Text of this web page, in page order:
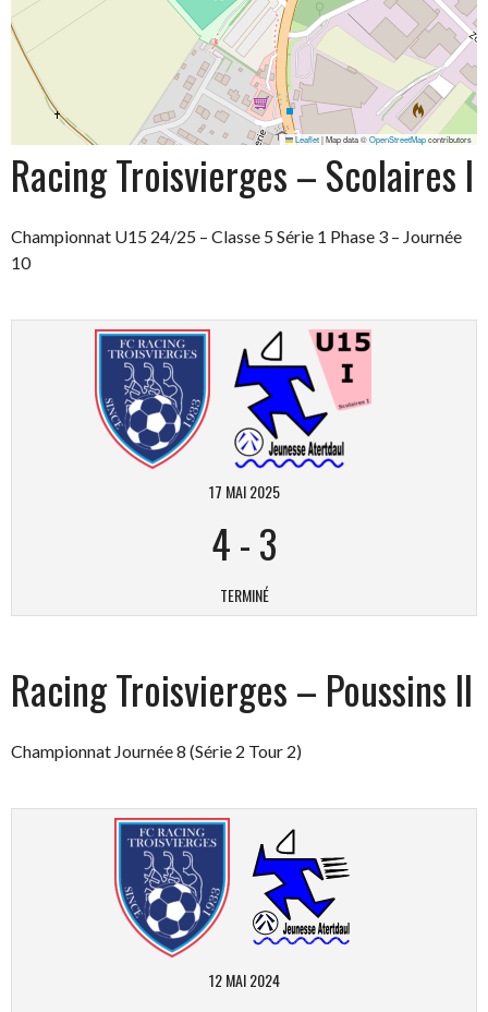
Leaflet|Map data ©OpenStreetMapcontributors
Racing Troisvierges – Scolaires I
Championnat U15 24/25 – Classe 5 Série 1 Phase 3 – Journée
10
17 MAI 2025
4-3
TERMINÉ
Racing Troisvierges – Poussins II
Championnat Journée 8 (Série 2 Tour 2)
12 MAI 2024